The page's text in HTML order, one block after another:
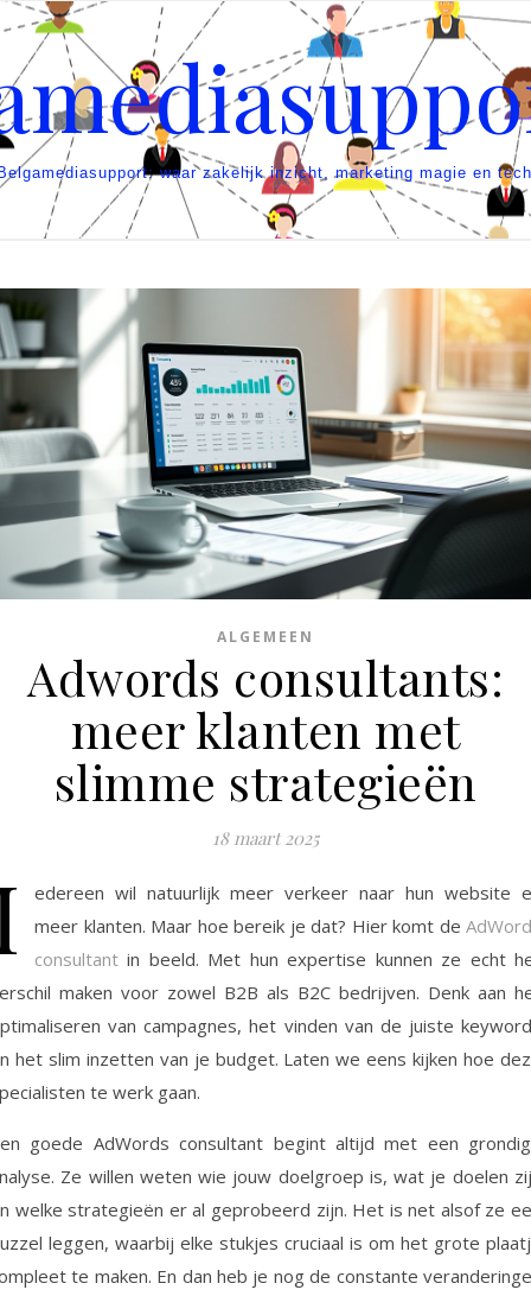
waar zakelijk inzicht, marketing magie en
ALGEMEEN
Adwords consultants:
meer klanten met
slimme strategieën
18 maart 2025
edereen wil natuurlijk meer verkeer naar hun website
meer klanten. Maar hoe bereik je dat? Hier komt de
consultant in beeld. Met hun expertise kunnen ze echt
maken voor zowel B2B als B2C bedrijven. Denk aan
van campagnes, het vinden van de juiste
het slim inzetten van je budget. Laten we eens kijken hoe
te werk gaan.
goede AdWords consultant begint altijd met een
Ze willen weten wie jouw doelgroep is, wat je doelen
welke strategieën er al geprobeerd zijn. Het is net alsof ze
leggen, waarbij elke stukjes cruciaal is om het grote
te maken. En dan heb je nog de constante